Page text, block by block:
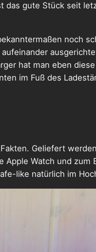
das gute Stück seit
noch
hat man eben
im Fuß des
Geliefert
Apple Watch und
like natürlich im